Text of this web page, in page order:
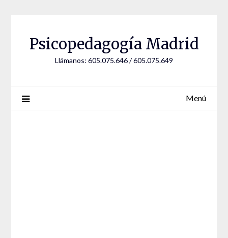
Psicopedagogía Madrid
Llámanos: 605.075.646 / 605.075.649
Menú